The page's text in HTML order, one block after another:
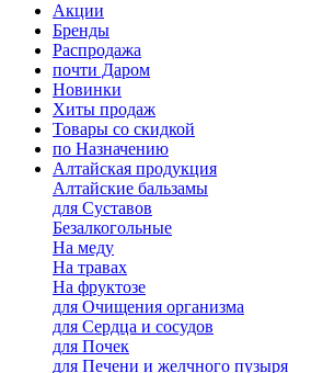
Акции
Бренды
Распродажа
почти Даром
Новинки
Хиты продаж
Товары со скидкой
по Назначению
Алтайская продукция
Алтайские бальзамы
для Суставов
Безалкогольные
На меду
На травах
На фруктозе
для Очищения организма
для Сердца и сосудов
для Почек
для Печени и желчного пузыря